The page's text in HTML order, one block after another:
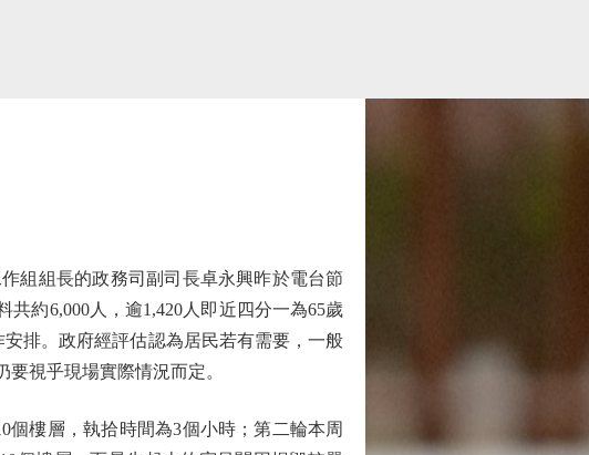
組長的政務司副司長卓永興昨於電台節
共約6,000人，逾1,420人即近四分一為65歲
排。政府經評估認為居民若有需要，一般
視乎現場實際情況而定。
樓層，執拾時間為3個小時；第二輪本周